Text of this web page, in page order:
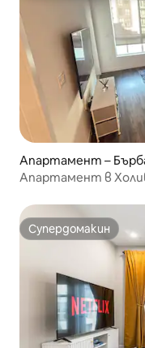
Апартамент –
Апартамент в
Супердомакин
Супердомакин